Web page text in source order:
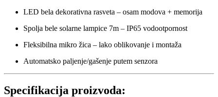
LED bela dekorativna rasveta – osam modova + memorija
Spolja bele solarne lampice 7m – IP65 vodootpornost
Fleksibilna mikro žica – lako oblikovanje i montaža
Automatsko paljenje/gašenje putem senzora
Specifikacija proizvoda: